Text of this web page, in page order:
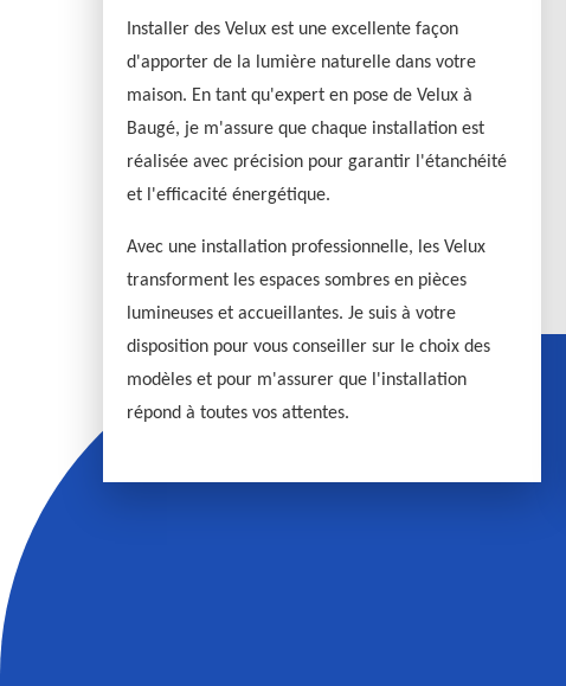
Installer des Velux est une excellente façon
d'apporter de la lumière naturelle dans votre
maison. En tant qu'expert en pose de Velux à
Baugé, je m'assure que chaque installation est
réalisée avec précision pour garantir l'étanchéité
et l'efficacité énergétique.
Avec une installation professionnelle, les Velux
transforment les espaces sombres en pièces
lumineuses et accueillantes. Je suis à votre
disposition pour vous conseiller sur le choix des
modèles et pour m'assurer que l'installation
répond à toutes vos attentes.